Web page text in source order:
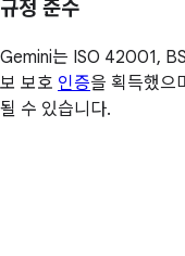
규정 준수
Gemini는 ISO 42001,
보 보호 인증을 획득했으
될 수 있습니다.